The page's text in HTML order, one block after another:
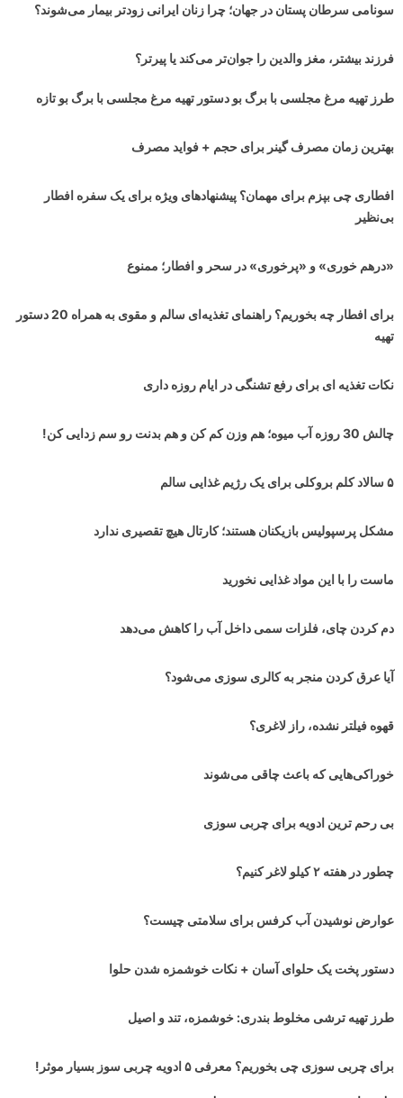
سونامی سرطان پستان در جهان‌؛ چرا زنان ایرانی زودتر بیمار می‌شوند؟
فرزند بیشتر، مغز والدین را جوان‌تر می‌کند یا پیرتر؟
طرز تهیه مرغ مجلسی با برگ بو دستور تهیه مرغ مجلسی با برگ بو تازه
بهترین زمان مصرف گینر برای حجم + فواید مصرف
افطاری چی بپزم برای مهمان؟ پیشنهادهای ویژه برای یک سفره افطار
بی‌نظیر
«درهم خوری» و «پرخوری» در سحر و افطار؛ ممنوع
برای افطار چه بخوریم؟ راهنمای تغذیه‌ای سالم و مقوی به همراه 20 دستور
تهیه
نکات تغذیه ای برای رفع تشنگی در ایام روزه داری
چالش 30 روزه آب میوه؛ هم وزن کم کن و هم بدنت رو سم زدایی کن!
۵ سالاد کلم بروکلی برای یک رژیم غذایی سالم
مشکل پرسپولیس بازیکنان هستند؛ کارتال هیچ تقصیری ندارد
ماست را با این مواد غذایی نخورید
دم کردن چای، فلزات سمی داخل آب را کاهش می‌دهد
آیا عرق کردن منجر به کالری سوزی می‌شود؟
قهوه فیلتر نشده، راز لاغری؟
خوراکی‌هایی که باعث چاقی می‌شوند
بی رحم ترین ادویه برای چربی سوزی
چطور در هفته ۲ کیلو لاغر کنیم؟
عوارض نوشیدن آب کرفس برای سلامتی چیست؟
دستور پخت یک حلوای آسان + نکات خوشمزه شدن حلوا
طرز تهیه ترشی مخلوط بندری: خوشمزه، تند و اصیل
برای چربی سوزی چی بخوریم؟ معرفی ۵ ادویه چربی سوز بسیار موثر!